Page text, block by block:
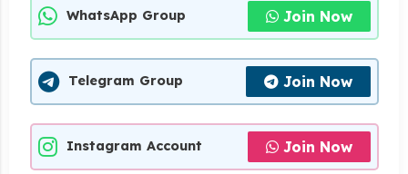
WhatsApp Group Join Now
Telegram Group Join Now
Instagram Account Join Now